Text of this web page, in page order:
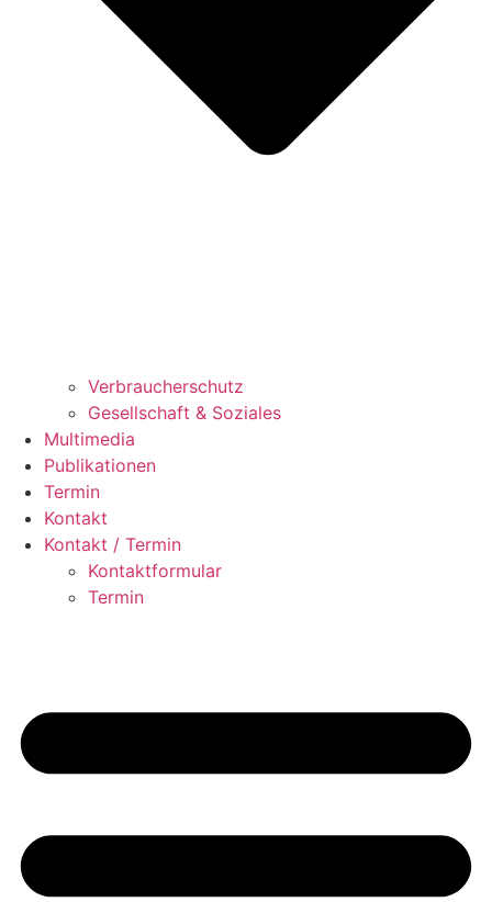
Verbraucherschutz
Gesellschaft & Soziales
Multimedia
Publikationen
Termin
Kontakt
Kontakt / Termin
Kontaktformular
Termin